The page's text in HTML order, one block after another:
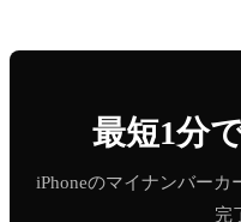
最短1分
iPhoneのマイナンバー
完